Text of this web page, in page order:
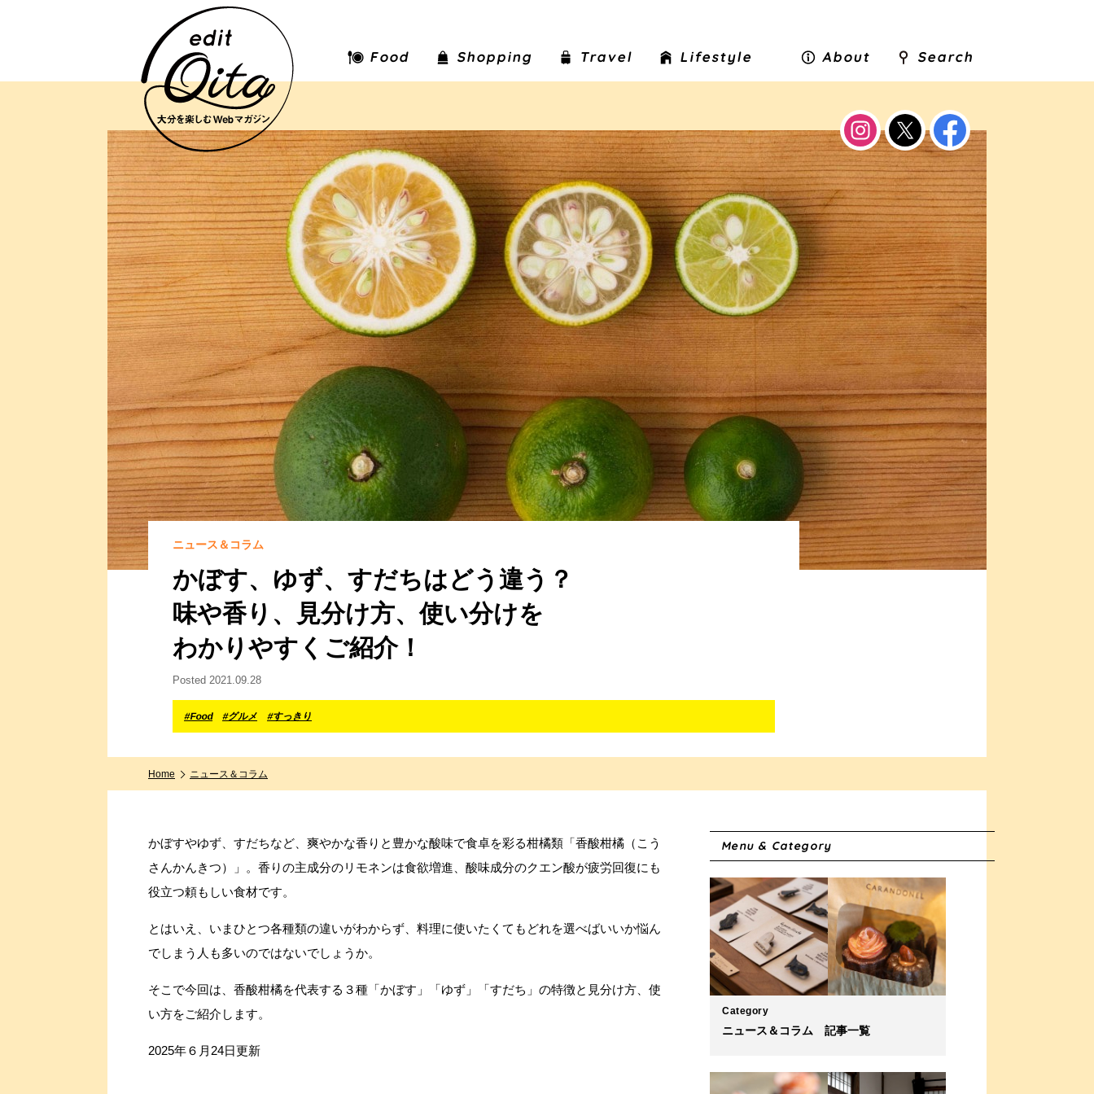
Food Shopping Travel Lifestyle About Search
ニュース＆コラム
かぼす、ゆず、すだちはどう違う？
味や香り、見分け方、使い分けを
わかりやすくご紹介！
Posted 2021.09.28
#Food #グルメ #すっきり
Home ニュース＆コラム
かぼすやゆず、すだちなど、爽やかな香りと豊かな酸味で食卓を彩る柑橘類「香酸柑橘（こう
さんかんきつ）」。香りの主成分のリモネンは食欲増進、酸味成分のクエン酸が疲労回復にも
役立つ頼もしい食材です。
とはいえ、いまひとつ各種類の違いがわからず、料理に使いたくてもどれを選べばいいか悩ん
でしまう人も多いのではないでしょうか。
そこで今回は、香酸柑橘を代表する３種「かぼす」「ゆず」「すだち」の特徴と見分け方、使
い方をご紹介します。
2025年６月24日更新
Menu & Category
Category
ニュース＆コラム 記事一覧